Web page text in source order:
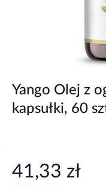
Yango Olej z
kapsułki, 60
41,33 zł